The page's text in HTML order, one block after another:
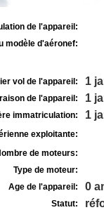
de l'appareil:
modèle d'aéronef:
vol de l'appareil: 1
de l'appareil: 1
immatriculation: 1
exploitante:
de moteurs:
Type de moteur:
Age de l'appareil:
0
Statut: